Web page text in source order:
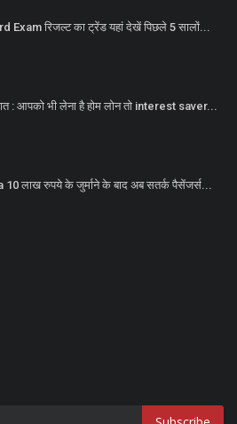
Exam रिजल्ट का ट्रेंड यहां देखें पिछले 5 सालों...
: आपको भी लेना है होम लोन तो interest saver...
लाख रुपये के जुर्माने के बाद अब सतर्क पैसेंजर्स...